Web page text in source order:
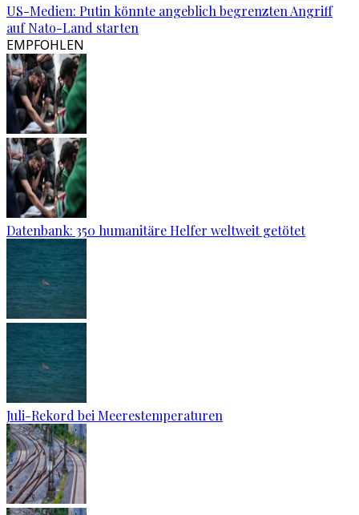
US-Medien: Putin könnte angeblich begrenzten Angriff
auf Nato-Land starten
EMPFOHLEN
Datenbank: 350 humanitäre Helfer weltweit getötet
Juli-Rekord bei Meerestemperaturen